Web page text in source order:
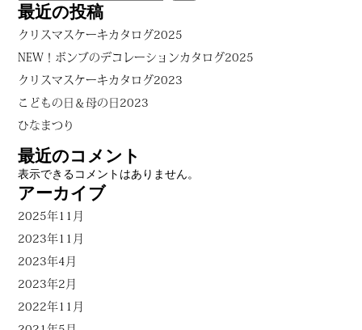
最近の投稿
クリスマスケーキカタログ2025
NEW！ボンブのデコレーションカタログ2025
クリスマスケーキカタログ2023
こどもの日＆母の日2023
ひなまつり
最近のコメント
表示できるコメントはありません。
アーカイブ
2025年11月
2023年11月
2023年4月
2023年2月
2022年11月